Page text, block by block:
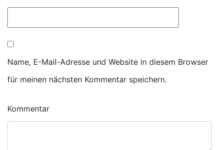
Name, E-Mail-Adresse und Website in diesem Browser
für meinen nächsten Kommentar speichern.
Kommentar